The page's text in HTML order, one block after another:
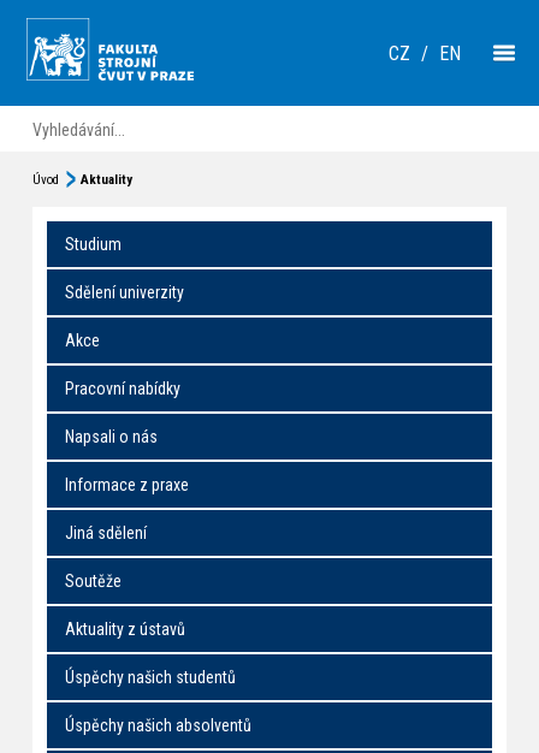
CZ / EN
Úvod Aktuality
Studium
Sdělení univerzity
Akce
Pracovní nabídky
Napsali o nás
Informace z praxe
Jiná sdělení
Soutěže
Aktuality z ústavů
Úspěchy našich studentů
Úspěchy našich absolventů